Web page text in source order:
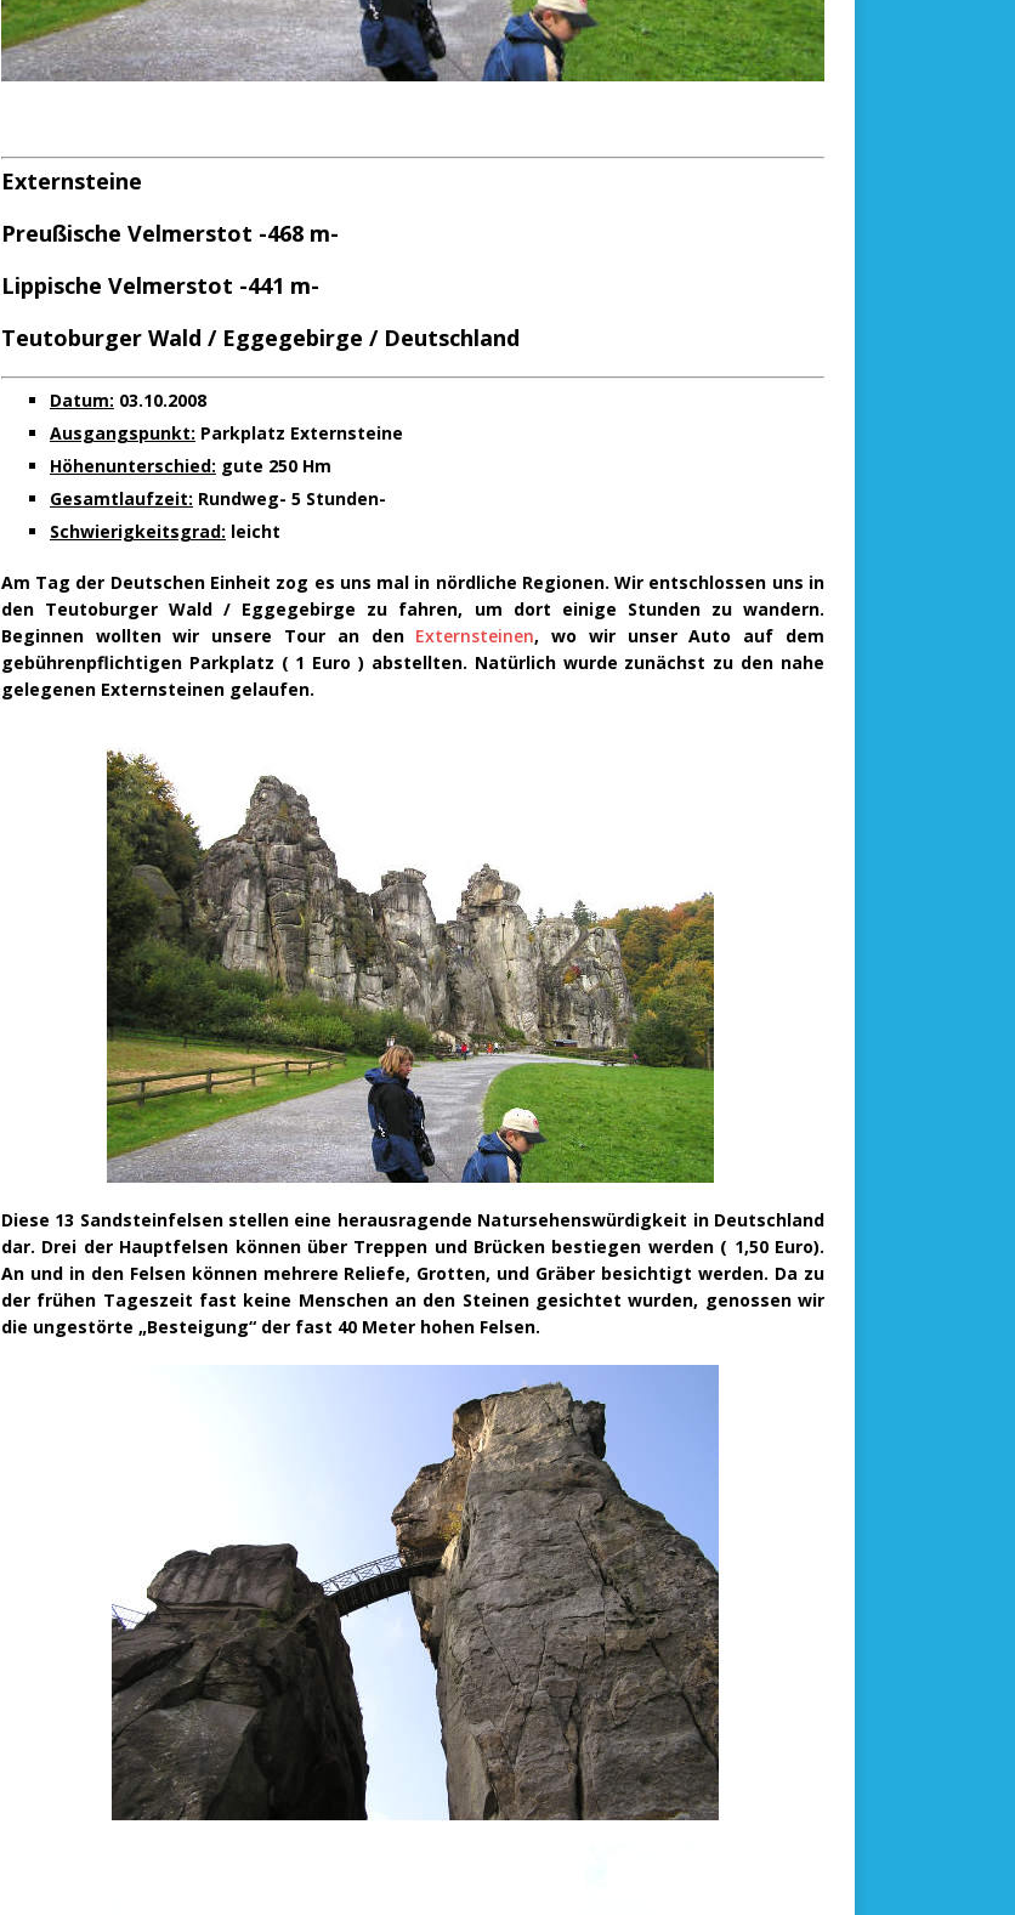
Externsteine
Preußische Velmerstot -468 m-
Lippische Velmerstot -441 m-
Teutoburger Wald / Eggegebirge / Deutschland
Datum: 03.10.2008
Ausgangspunkt: Parkplatz Externsteine
Höhenunterschied: gute 250 Hm
Gesamtlaufzeit: Rundweg- 5 Stunden-
Schwierigkeitsgrad: leicht
Am Tag der Deutschen Einheit zog es uns mal in nördliche Regionen. Wir entschlossen uns in
den Teutoburger Wald / Eggegebirge zu fahren, um dort einige Stunden zu wandern.
Beginnen wollten wir unsere Tour an den Externsteinen, wo wir unser Auto auf dem
gebührenpflichtigen Parkplatz ( 1 Euro ) abstellten. Natürlich wurde zunächst zu den nahe
gelegenen Externsteinen gelaufen.
Diese 13 Sandsteinfelsen stellen eine herausragende Natursehenswürdigkeit in Deutschland
dar. Drei der Hauptfelsen können über Treppen und Brücken bestiegen werden ( 1,50 Euro).
An und in den Felsen können mehrere Reliefe, Grotten, und Gräber besichtigt werden. Da zu
der frühen Tageszeit fast keine Menschen an den Steinen gesichtet wurden, genossen wir
die ungestörte „Besteigung“ der fast 40 Meter hohen Felsen.